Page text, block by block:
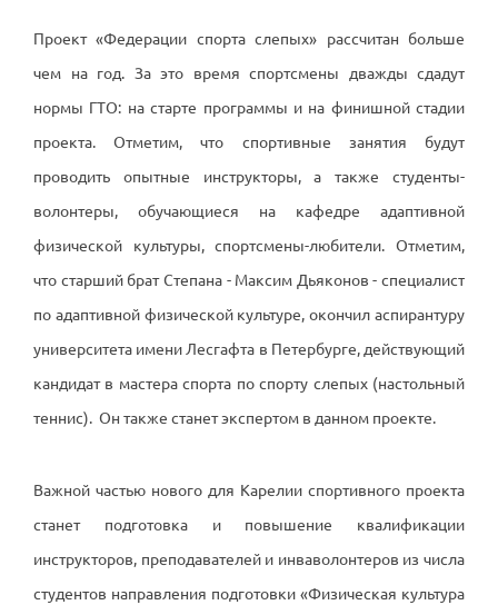
Проект «Федерации спорта слепых» рассчитан больше
чем на год. За это время спортсмены дважды сдадут
нормы ГТО: на старте программы и на финишной стадии
проекта. Отметим, что спортивные занятия будут
проводить опытные инструкторы, а также студенты-
волонтеры, обучающиеся на кафедре адаптивной
физической культуры, спортсмены-любители. Отметим,
что старший брат Степана - Максим Дьяконов - специалист
по адаптивной физической культуре, окончил аспирантуру
университета имени Лесгафта в Петербурге, действующий
кандидат в мастера спорта по спорту слепых (настольный
теннис). Он также станет экспертом в данном проекте.
Важной частью нового для Карелии спортивного проекта
станет подготовка и повышение квалификации
инструкторов, преподавателей и инваволонтеров из числа
студентов направления подготовки «Физическая культура